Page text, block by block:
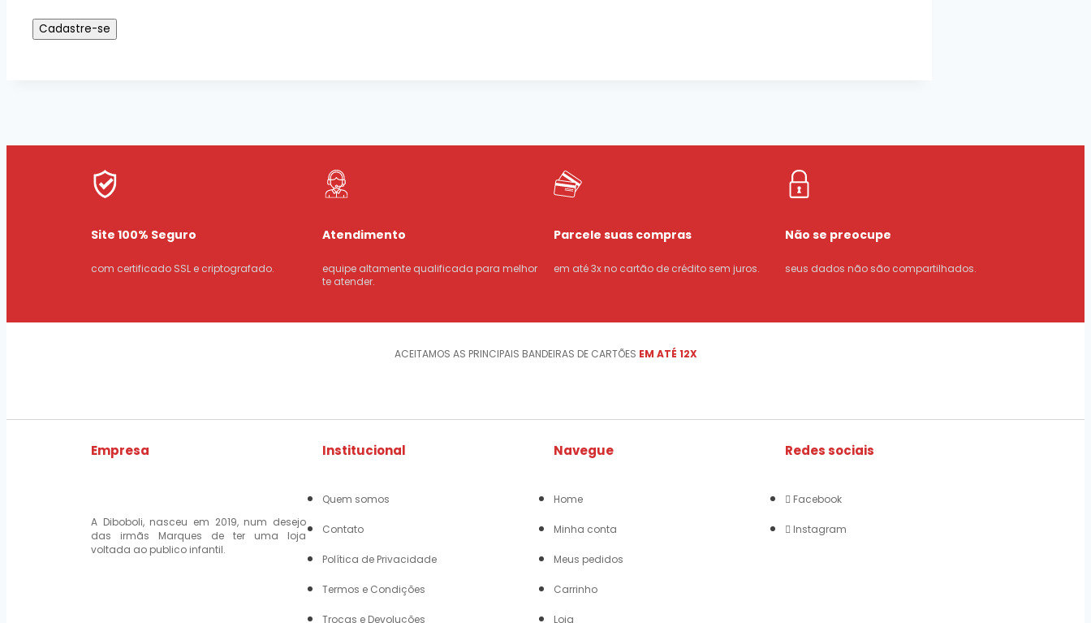
Cadastre-se
Site 100% Seguro
com certificado SSL e criptografado.
Atendimento
equipe altamente qualificada para melhor
te atender.
Parcele suas compras
em até 3x no cartão de crédito sem juros.
Não se preocupe
seus dados não são compartilhados.
ACEITAMOS AS PRINCIPAIS BANDEIRAS DE CARTÕES EM ATÉ 12X
Empresa
A Diboboli, nasceu em 2019, num desejo
das irmãs Marques de ter uma loja
voltada ao publico infantil.
Institucional
Quem somos
Contato
Política de Privacidade
Termos e Condições
Trocas e Devoluções
Navegue
Home
Minha conta
Meus pedidos
Carrinho
Loja
Redes sociais
Facebook
Instagram